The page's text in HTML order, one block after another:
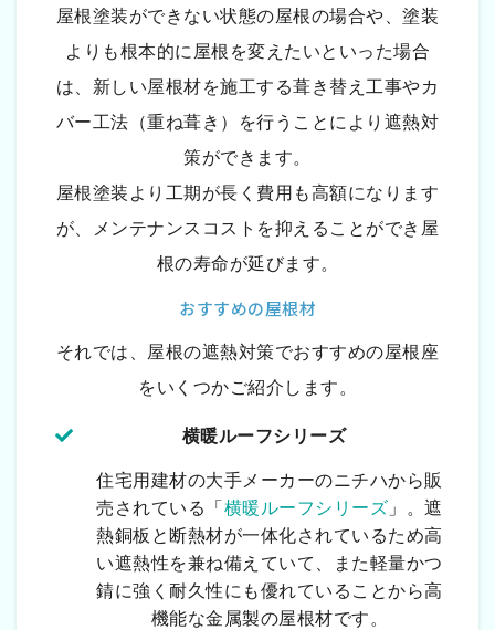
屋根塗装ができない状態の屋根の場合や、塗装
よりも根本的に屋根を変えたいといった場合
は、新しい屋根材を施工する葺き替え工事やカ
バー工法（重ね葺き）を行うことにより遮熱対
策ができます。
屋根塗装より工期が長く費用も高額になります
が、メンテナンスコストを抑えることができ屋
根の寿命が延びます。
おすすめの屋根材
それでは、屋根の遮熱対策でおすすめの屋根座
をいくつかご紹介します。
横暖ルーフシリーズ
住宅用建材の大手メーカーのニチハから販
売されている「 横暖ルーフシリーズ 」。遮
熱銅板と断熱材が一体化されているため高
い遮熱性を兼ね備えていて、また軽量かつ
錆に強く耐久性にも優れていることから高
機能な金属製の屋根材です。